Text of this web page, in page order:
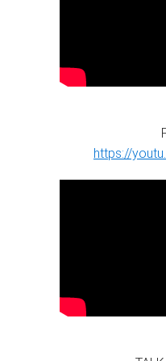
https://